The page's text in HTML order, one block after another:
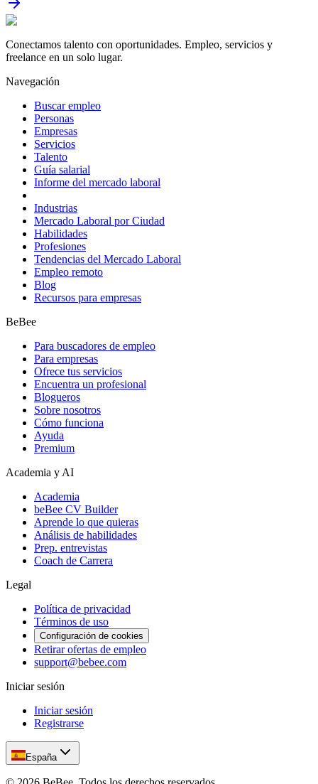
Conectamos talento con oportunidades. Empleo, servicios y
freelance en un solo lugar.
Navegación
Buscar empleo
Personas
Empresas
Servicios
Talento
Guía salarial
Informe del mercado laboral
Industrias
Mercado Laboral por Ciudad
Habilidades
Profesiones
Tendencias del Mercado Laboral
Empleo remoto
Blog
Recursos para empresas
BeBee
Para buscadores de empleo
Para empresas
Ofrece tus servicios
Encuentra un profesional
Blogueros
Sobre nosotros
Cómo funciona
Ayuda
Premium
Academia y AI
Academia
beBee CV Builder
Aprende lo que quieras
Análisis de habilidades
Prep. entrevistas
Coach de Carrera
Legal
Política de privacidad
Términos de uso
Configuración de cookies
Retirar ofertas de empleo
support@bebee.com
Iniciar sesión
Iniciar sesión
Registrarse
España